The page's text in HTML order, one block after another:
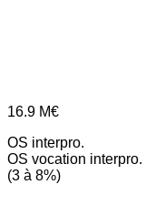
16.9 M€
OS interpro.
OS vocation interpro.
(3 à 8%)